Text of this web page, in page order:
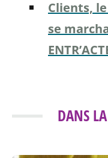
Clients,
se
DANS